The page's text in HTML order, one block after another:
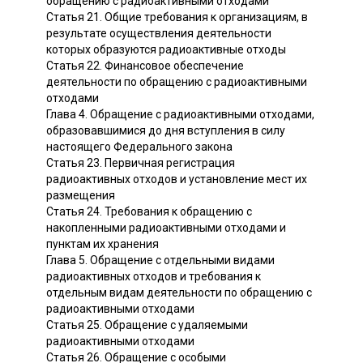
Статья 21. Общие требования к организациям, в
результате осуществления деятельности
которых образуются радиоактивные отходы
Статья 22. Финансовое обеспечение
деятельности по обращению с радиоактивными
отходами
Глава 4. Обращение с радиоактивными отходами,
образовавшимися до дня вступления в силу
настоящего Федерального закона
Статья 23. Первичная регистрация
радиоактивных отходов и установление мест их
размещения
Статья 24. Требования к обращению с
накопленными радиоактивными отходами и
пунктам их хранения
Глава 5. Обращение с отдельными видами
радиоактивных отходов и требования к
отдельным видам деятельности по обращению с
радиоактивными отходами
Статья 25. Обращение с удаляемыми
радиоактивными отходами
Статья 26. Обращение с особыми